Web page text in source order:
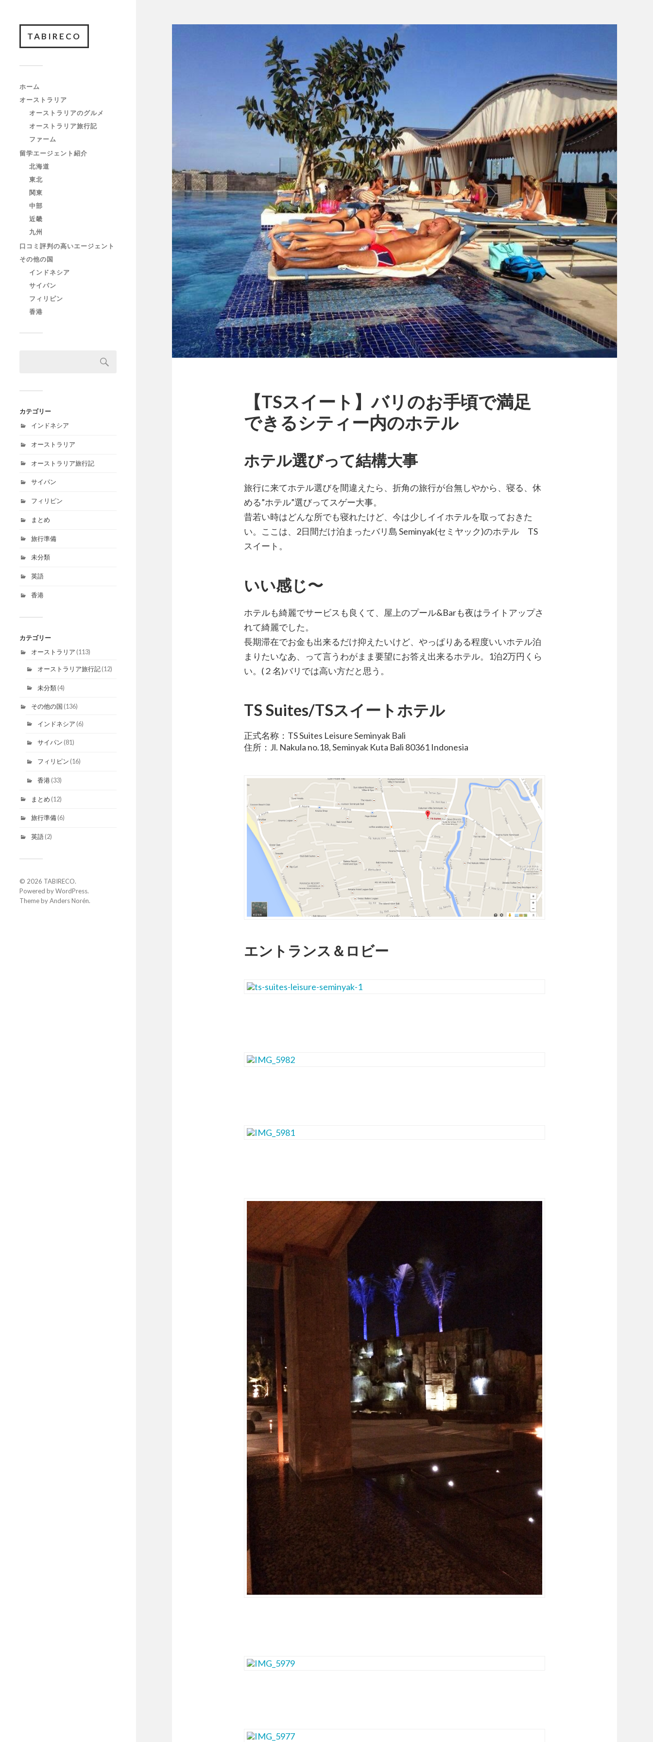
TABIRECO
ホーム
オーストラリア
オーストラリアのグルメ
オーストラリア旅行記
ファーム
留学エージェント紹介
北海道
東北
関東
中部
近畿
九州
口コミ評判の高いエージェント
その他の国
インドネシア
サイパン
フィリピン
香港
カテゴリー
インドネシア
オーストラリア
オーストラリア旅行記
サイパン
フィリピン
まとめ
旅行準備
未分類
英語
香港
カテゴリー
オーストラリア (113)
オーストラリア旅行記(12)
未分類(4)
その他の国 (136)
インドネシア (6)
サイパン (81)
フィリピン (16)
香港(33)
まとめ (12)
旅行準備(6)
英語(2)
© 2026 TABIRECO.
Powered byWordPress.
Theme byAnders Norén.
【TSスイート】バリのお手頃で満足
できるシティー内のホテル
ホテル選びって結構大事
旅行に来てホテル選びを間違えたら、折角の旅行が台無しやから、寝る、休
める”ホテル”選びってスゲー大事。
昔若い時はどんな所でも寝れたけど、今は少しイイホテルを取っておきた
い。ここは、2日間だけ泊まったバリ島 Seminyak(セミヤック)のホテル TS
スイート。
いい感じ〜
ホテルも綺麗でサービスも良くて、屋上のプール&Barも夜はライトアップさ
れて綺麗でした。
長期滞在でお金も出来るだけ抑えたいけど、やっぱりある程度いいホテル泊
まりたいなあ、って言うわがまま要望にお答え出来るホテル。1泊2万円くら
い。(２名)バリでは高い方だと思う。
TS Suites/TSスイートホテル
正式名称：TS Suites Leisure Seminyak Bali
住所：Jl. Nakula no.18, Seminyak Kuta Bali 80361 Indonesia
エントランス＆ロビー